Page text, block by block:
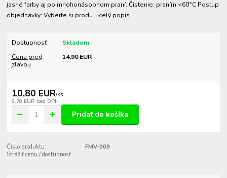
jasné farby aj po mnohonásobnom praní. Čistenie: praním <60°C Postup
objednávky: Vyberte si produ... celý popis
Dostupnosť
Skladom
Cena pred
zľavou
14,90 EUR
10,80 EUR/ks
8,78 EUR bez DPH
Pridať do košíka
Číslo produktu:
FMV-009
Strážiť cenu / dostupnosť